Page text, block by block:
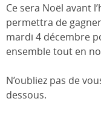
Ce sera Noël avant
permettra de
mardi 4 décembre
ensemble tout en
N’oubliez pas de
dessous.